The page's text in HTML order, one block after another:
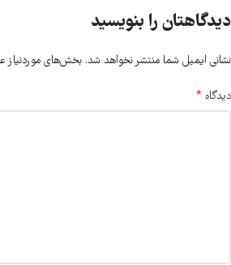
دیدگاهتان را بنویسید
نشانی ایمیل شما منتشر نخواهد شد. بخش‌های موردنیاز
دیدگاه *